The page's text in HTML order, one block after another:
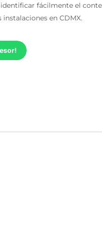
fácilmente el
instalaciones en CDMX.